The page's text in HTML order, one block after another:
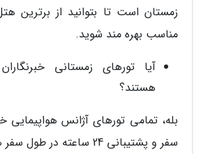
زمستان است تا بتوانید از
مناسب بهره مند شوید.
آیا تورهای زمستانی
هستند؟
بله، تمامی تورهای آژانس هواپیمایی
سفر و پشتیبانی 24 ساعته در طول سفر هستند.